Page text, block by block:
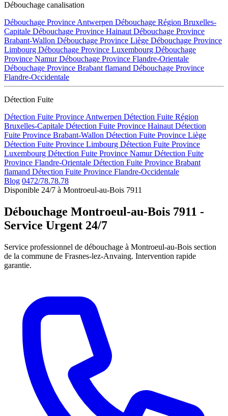
Débouchage canalisation
Débouchage Province Antwerpen Débouchage Région Bruxelles-
Capitale Débouchage Province Hainaut Débouchage Province
Brabant-Wallon Débouchage Province Liège Débouchage Province
Limbourg Débouchage Province Luxembourg Débouchage
Province NamurDébouchage Province Flandre-Orientale
Débouchage Province Brabant flamand Débouchage Province
Flandre-Occidentale
Détection Fuite
Détection Fuite Province Antwerpen Détection Fuite Région
Bruxelles-Capitale Détection Fuite Province Hainaut Détection
Fuite Province Brabant-Wallon Détection Fuite Province Liège
Détection Fuite Province Limbourg Détection Fuite Province
Luxembourg Détection Fuite Province NamurDétection Fuite
Province Flandre-Orientale Détection Fuite Province Brabant
flamand Détection Fuite Province Flandre-Occidentale
Blog 0472/78.78.78
Disponible 24/7 à Montroeul-au-Bois 7911
Débouchage Montroeul-au-Bois 7911 -
Service Urgent 24/7
Service professionnel de débouchage à Montroeul-au-Bois section
de la commune de Frasnes-lez-Anvaing. Intervention rapide
garantie.